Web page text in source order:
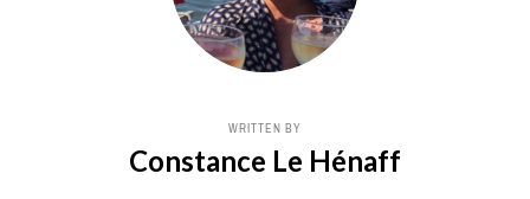
WRITTEN BY
Constance Le Hénaff